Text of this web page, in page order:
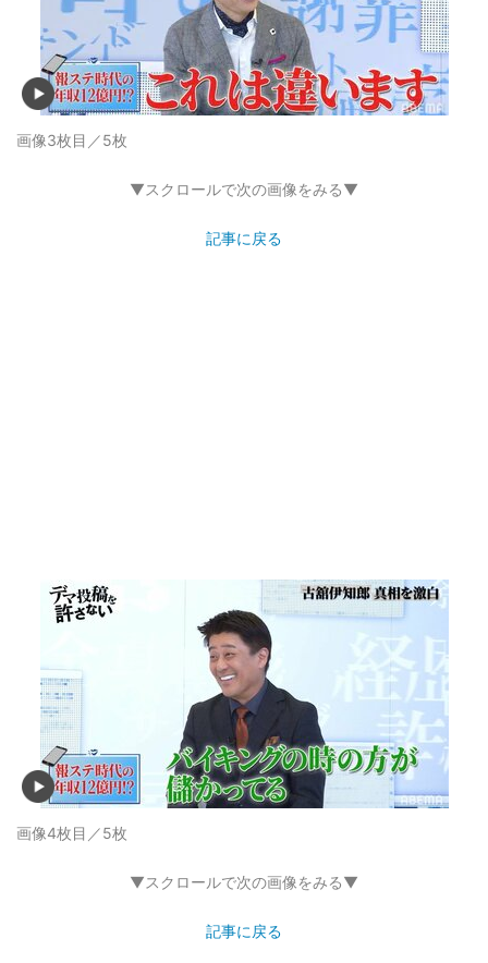
画像3枚目／5枚
▼スクロールで次の画像をみる▼
記事に戻る
画像4枚目／5枚
▼スクロールで次の画像をみる▼
記事に戻る